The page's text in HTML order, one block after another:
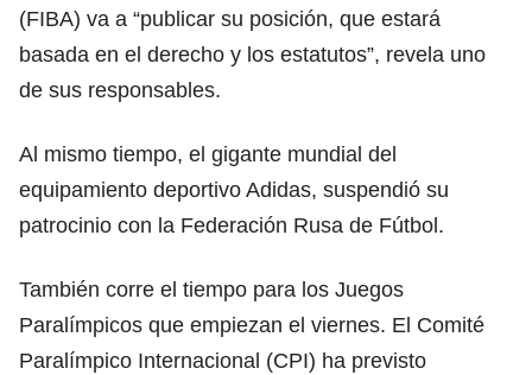
(FIBA) va a “publicar su posición, que estará
basada en el derecho y los estatutos”, revela uno
de sus responsables.
Al mismo tiempo, el gigante mundial del
equipamiento deportivo Adidas, suspendió su
patrocinio con la Federación Rusa de Fútbol.
También corre el tiempo para los Juegos
Paralímpicos que empiezan el viernes. El Comité
Paralímpico Internacional (CPI) ha previsto